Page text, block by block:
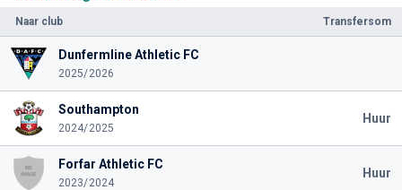
Naar club Transfersom
Dunfermline Athletic FC
2025/2026
Southampton
2024/2025
Huur
Forfar Athletic FC
2023/2024
Huur